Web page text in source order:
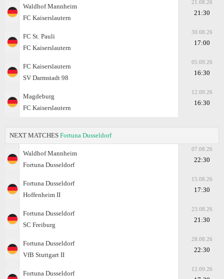
Waldhof Mannheim
FC Kaiserslautern
21.08.26
21:30
FC St. Pauli
FC Kaiserslautern
30.08.26
17:00
FC Kaiserslautern
SV Darmstadt 98
05.09.26
16:30
Magdeburg
FC Kaiserslautern
12.09.26
16:30
NEXT MATCHES Fortuna Dusseldorf
Waldhof Mannheim
Fortuna Dusseldorf
07.08.26
22:30
Fortuna Dusseldorf
Hoffenheim II
15.08.26
17:30
Fortuna Dusseldorf
SC Freiburg
23.08.26
21:30
Fortuna Dusseldorf
VfB Stuttgart II
28.08.26
22:30
Fortuna Dusseldorf
12.09.26